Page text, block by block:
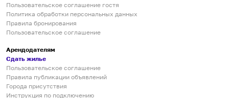
Пользовательское соглашение гостя
Политика обработки персональных данных
Правила бронирования
Пользовательское соглашение
Арендодателям
Сдать жилье
Пользовательское соглашение
Правила публикации объявлений
Города присутствия
Инструкция по подключению